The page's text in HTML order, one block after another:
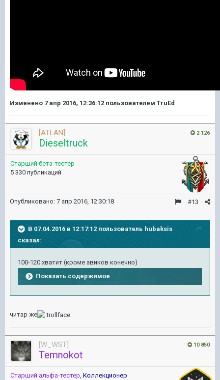
Изменено 7 апр 2016, 12:36:12 пользователем TruEd
2 126
[ATLAN]
Dieseltruck
Старший бета-тестер
5 330 публикаций
#13
Опубликовано: 7 апр 2016, 12:30:18
В 07.04.2016 в 12:17:12 пользователь hubaksis
сказал:
100-120 хватит (кроме авиков конечно)
Показать содержимое
читар же
10 850
[W_WST]
Temnokot
Старший альфа-тестер, Коллекционер